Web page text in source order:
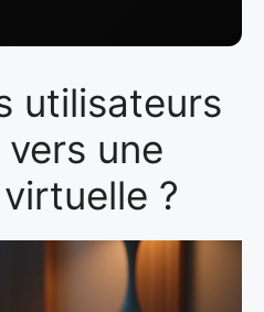
utilisateurs
une
?